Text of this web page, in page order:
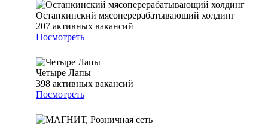
Останкинский мясоперерабатывающий холдинг
207 активных вакансий
Посмотреть
Четыре Лапы
398 активных вакансий
Посмотреть